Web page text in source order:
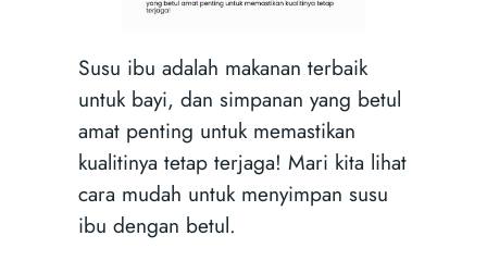
Susu ibu adalah makanan terbaik
untuk bayi, dan simpanan yang betul
amat penting untuk memastikan
kualitinya tetap terjaga! Mari kita lihat
cara mudah untuk menyimpan susu
ibu dengan betul.